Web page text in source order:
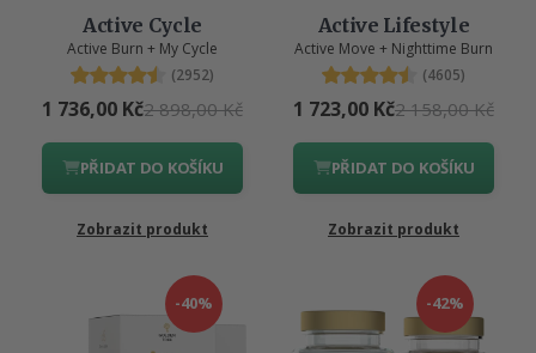
Active Cycle
Active Burn + My Cycle
(2952)
1 736,00 Kč2 898,00 Kč
PŘIDAT DO KOŠÍKU
Zobrazit produkt
Active Lifestyle
Active Move + Nighttime Burn
(4605)
1 723,00 Kč2 158,00 Kč
PŘIDAT DO KOŠÍKU
Zobrazit produkt
-40% -42%